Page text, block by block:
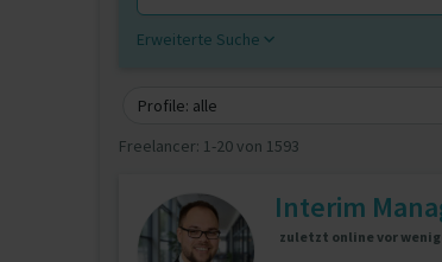
Erweiterte Suche
Profile: alle
Freelancer: 1-20 von 1593
Interim
zuletzt online vor